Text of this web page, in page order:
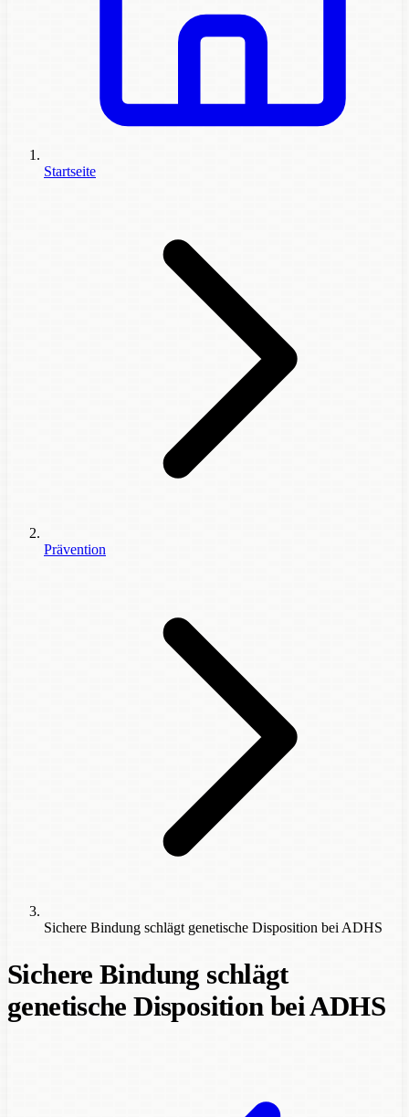
Startseite
Prävention
Sichere Bindung schlägt genetische Disposition bei ADHS
Sichere Bindung schlägt
genetische Disposition bei ADHS